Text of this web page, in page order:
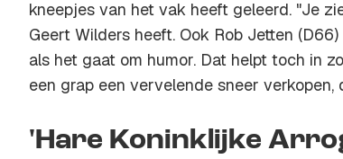
kneepjes van het vak heeft geleerd. "Je
Geert Wilders heeft. Ook Rob Jetten
als het gaat om humor. Dat helpt toch in
een grap een vervelende sneer verkopen,
'Hare Koninklijke